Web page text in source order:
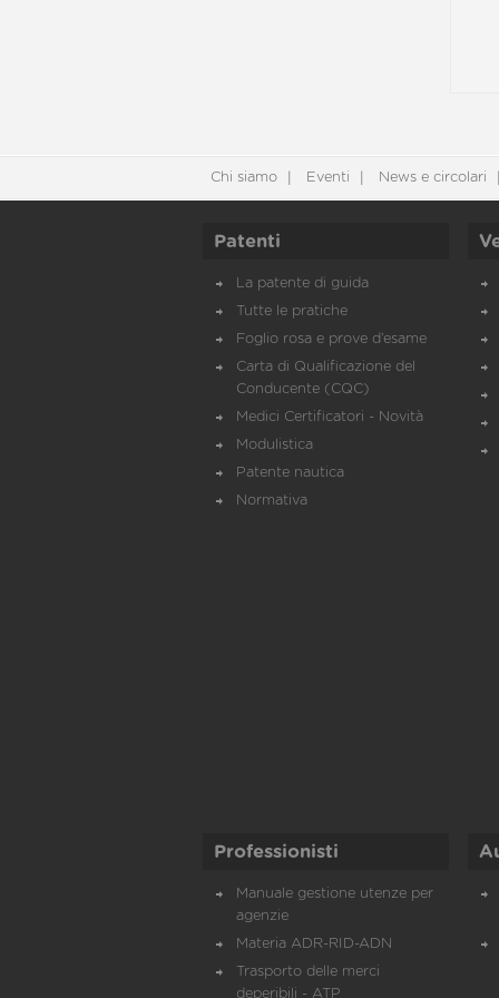
Chi siamo Eventi News e circolari
Patenti
La patente di guida
Tutte le pratiche
Foglio rosa e prove d’esame
Carta di Qualificazione del
Conducente (CQC)
Medici Certificatori - Novità
Modulistica
Patente nautica
Normativa
Professionisti
Manuale gestione utenze per
agenzie
Materia ADR-RID-ADN
Trasporto delle merci
deperibili - ATP